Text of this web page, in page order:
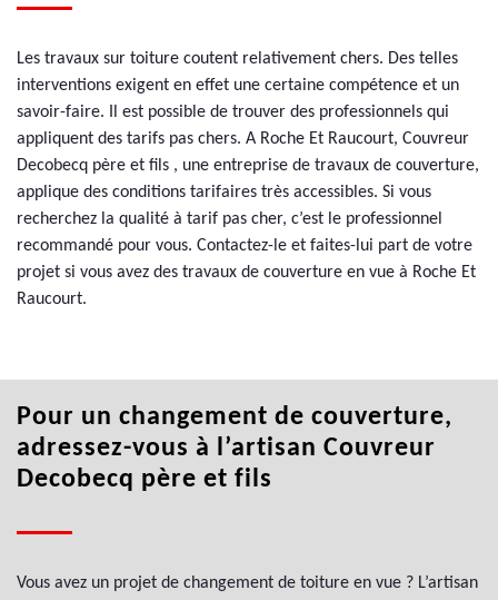
Les travaux sur toiture coutent relativement chers. Des telles
interventions exigent en effet une certaine compétence et un
savoir-faire. Il est possible de trouver des professionnels qui
appliquent des tarifs pas chers. A Roche Et Raucourt, Couvreur
Decobecq père et fils , une entreprise de travaux de couverture,
applique des conditions tarifaires très accessibles. Si vous
recherchez la qualité à tarif pas cher, c’est le professionnel
recommandé pour vous. Contactez-le et faites-lui part de votre
projet si vous avez des travaux de couverture en vue à Roche Et
Raucourt.
Pour un changement de couverture,
adressez-vous à l’artisan Couvreur
Decobecq père et fils
Vous avez un projet de changement de toiture en vue ? L’artisan